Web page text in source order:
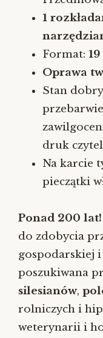
1
Format:
Oprawa
Stan
druk
Na karcie
pieczątki
Ponad 200 lat!
do zdobycia
gospodarskiej
poszukiwana
silesianów,
rolniczych i
weterynarii i